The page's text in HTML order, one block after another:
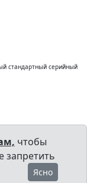
стандартный серийный
чтобы
запретить
Ясно